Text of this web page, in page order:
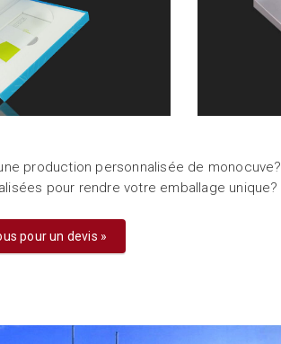
production personnalisée de monocuve?
pour rendre votre emballage unique?
pour un devis »